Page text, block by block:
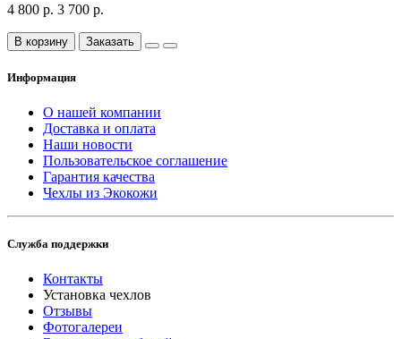
4 800 р. 3 700 р.
В корзину Заказать
Информация
О нашей компании
Доставка и оплата
Наши новости
Пользовательское соглашение
Гарантия качества
Чехлы из Экокожи
Служба поддержки
Контакты
Установка чехлов
Отзывы
Фотогалереи